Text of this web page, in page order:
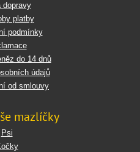
dopravy
platby
podmínky
do 14 dnů
údajů
od smlouvy
mazlíčky
Psi